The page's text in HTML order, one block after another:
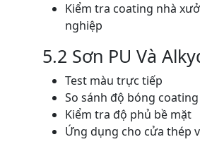
Kiểm tra coating nhà
nghiệp
5.2 Sơn PU Và
Test màu trực tiếp
So sánh độ bóng coating
Kiểm tra độ phủ bề mặt
Ứng dụng cho cửa thép